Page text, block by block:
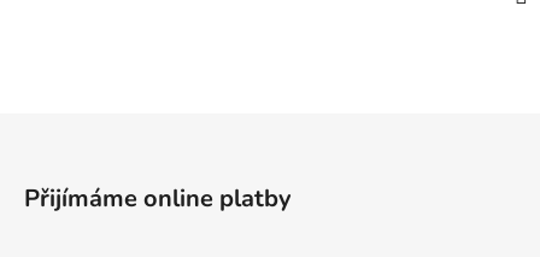
Přijímáme online platby